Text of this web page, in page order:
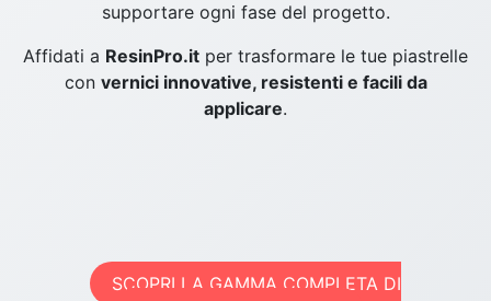
supportare ogni fase del progetto.
Affidati a ResinPro.it per trasformare le tue piastrelle
con vernici innovative, resistenti e facili da
applicare.
SCOPRI LA GAMMA COMPLETA DI